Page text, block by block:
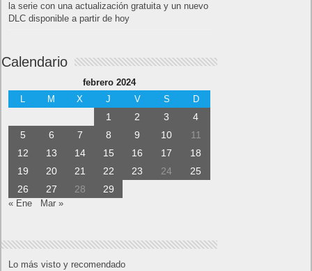
la serie con una actualización gratuita y un nuevo
DLC disponible a partir de hoy
Calendario
febrero 2024
L
M X J V S D
1 2 3
4
5
6 7 8 9 10
11
12
13 14 15 16 17
18
19
20 21 22 23 24
25
26
27 28 29
« Ene Mar »
Lo más visto y recomendado